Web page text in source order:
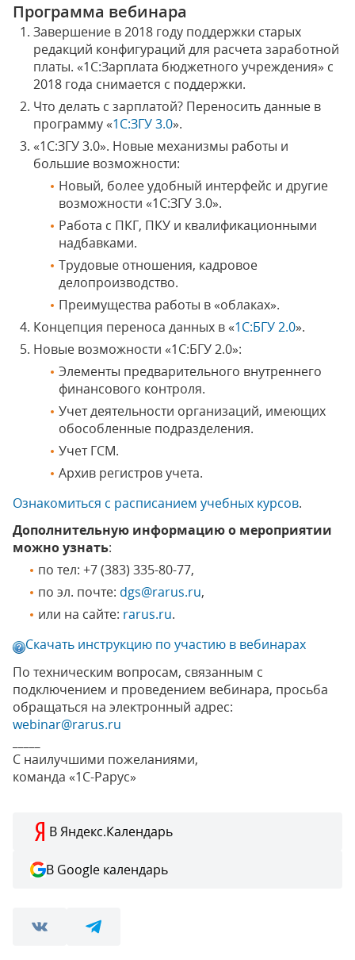
Программа вебинара
Завершение в 2018 году поддержки старых
редакций конфигураций для расчета заработной
платы. «1С:Зарплата бюджетного учреждения» с
2018 года снимается с поддержки.
Что делать с зарплатой? Переносить данные в
программу «1С:ЗГУ 3.0».
«1С:ЗГУ 3.0». Новые механизмы работы и
большие возможности:
Новый, более удобный интерфейс и другие
возможности «1С:ЗГУ 3.0».
Работа с ПКГ, ПКУ и квалификационными
надбавками.
Трудовые отношения, кадровое
делопроизводство.
Преимущества работы в «облаках».
Концепция переноса данных в «1С:БГУ 2.0».
Новые возможности «1С:БГУ 2.0»:
Элементы предварительного внутреннего
финансового контроля.
Учет деятельности организаций, имеющих
обособленные подразделения.
Учет ГСМ.
Архив регистров учета.
Ознакомиться с расписанием учебных курсов.
Дополнительную информацию о мероприятии
можно узнать:
по тел: +7 (383) 335-80-77,
по эл. почте: dgs@rarus.ru,
или на сайте: rarus.ru.
Скачать инструкцию по участию в вебинарах
По техническим вопросам, связанным с
подключением и проведением вебинара, просьба
обращаться на электронный адрес:
webinar@rarus.ru
С наилучшими пожеланиями,
команда «1С-Рарус»
В Яндекс.Календарь
В Google календарь